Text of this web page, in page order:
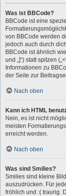
Was ist BBCode?
BBCode ist eine
von BBCode werden
jedoch auch durch
BBCode ist ähnlich
und „]“) statt spitzen
Informationen zu
der Seite zur
Nach oben
Kann ich HTML
Nein, es ist nicht
meisten
erreicht werden.
Nach oben
Was sind Smilies?
Smilies sind kleine
auszudrücken. Für
fröhlich und :( traurig.